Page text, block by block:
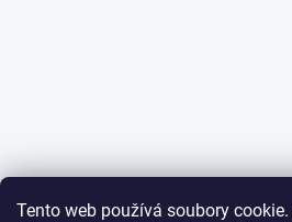
Tento web používá soubory